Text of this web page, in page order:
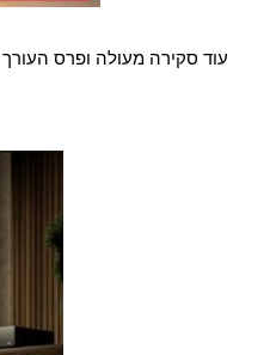
עוד סקירה מעולה ופרס